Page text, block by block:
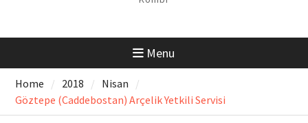
Arıza Kodu
Menu
Home 2018
Nisan
Göztepe (Caddebostan) Arçelik Yetkili Servisi